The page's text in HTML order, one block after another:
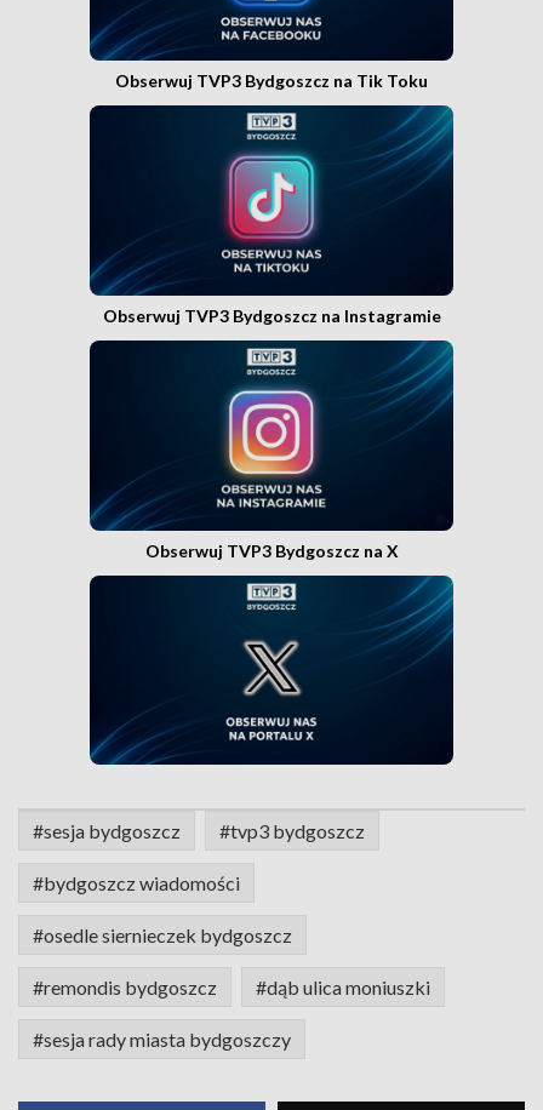
Obserwuj TVP3 Bydgoszcz na Tik Toku
Obserwuj TVP3 Bydgoszcz na Instagramie
Obserwuj TVP3 Bydgoszcz na X
#sesja bydgoszcz #tvp3 bydgoszcz
#bydgoszcz wiadomości
#osedle siernieczek bydgoszcz
#remondis bydgoszcz #dąb ulica moniuszki
#sesja rady miasta bydgoszczy